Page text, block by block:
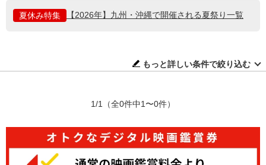
夏休み特集 【2026年】九州・沖縄で開催される夏祭り一覧
もっと詳しい条件で絞り込む
1/1 （全0件中1〜0件）